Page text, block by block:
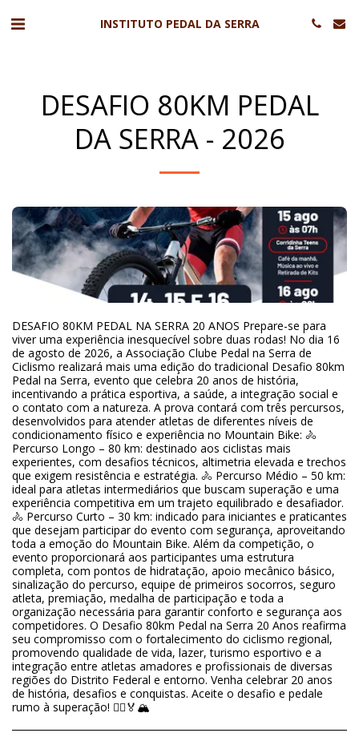
INSTITUTO PEDAL DA SERRA
DESAFIO 80KM PEDAL
DA SERRA - 2026
DESAFIO 80KM PEDAL NA SERRA 20 ANOS Prepare-se para
viver uma experiência inesquecível sobre duas rodas! No dia 16
de agosto de 2026, a Associação Clube Pedal na Serra de
Ciclismo realizará mais uma edição do tradicional Desafio 80km
Pedal na Serra, evento que celebra 20 anos de história,
incentivando a prática esportiva, a saúde, a integração social e
o contato com a natureza. A prova contará com três percursos,
desenvolvidos para atender atletas de diferentes níveis de
condicionamento físico e experiência no Mountain Bike: 🚴
Percurso Longo – 80 km: destinado aos ciclistas mais
experientes, com desafios técnicos, altimetria elevada e trechos
que exigem resistência e estratégia. 🚴 Percurso Médio – 50 km:
ideal para atletas intermediários que buscam superação e uma
experiência competitiva em um trajeto equilibrado e desafiador.
🚴 Percurso Curto – 30 km: indicado para iniciantes e praticantes
que desejam participar do evento com segurança, aproveitando
toda a emoção do Mountain Bike. Além da competição, o
evento proporcionará aos participantes uma estrutura
completa, com pontos de hidratação, apoio mecânico básico,
sinalização do percurso, equipe de primeiros socorros, seguro
atleta, premiação, medalha de participação e toda a
organização necessária para garantir conforto e segurança aos
competidores. O Desafio 80km Pedal na Serra 20 Anos reafirma
seu compromisso com o fortalecimento do ciclismo regional,
promovendo qualidade de vida, lazer, turismo esportivo e a
integração entre atletas amadores e profissionais de diversas
regiões do Distrito Federal e entorno. Venha celebrar 20 anos
de história, desafios e conquistas. Aceite o desafio e pedale
rumo à superação! 🚵‍♂️🏅🏔️